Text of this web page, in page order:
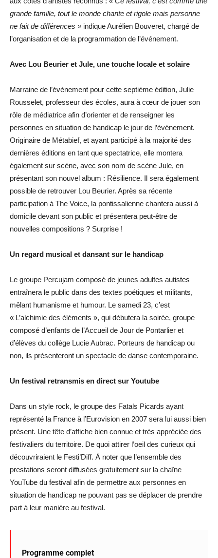
grande famille, tout le monde chante et rigole mais personne
ne fait de différences » indique Aurélien Bouveret, chargé de
l’organisation et de la programmation de l’événement.
Avec Lou Beurier et Jule, une touche locale et solaire
Marraine de l’événement pour cette septième édition, Julie
Rousselet, professeur des écoles, aura à cœur de jouer son
rôle de médiatrice afin d’orienter et de renseigner les
personnes en situation de handicap le jour de l’événement.
Originaire de Métabief, et ayant participé à la majorité des
dernières éditions en tant que spectatrice, elle montera
également sur scène, avec son nom de scène Jule, en
présentant son nouvel album : Résilience. Il sera également
possible de retrouver Lou Beurier. Après sa récente
participation à The Voice, la pontissalienne chantera aussi à
domicile devant son public et présentera peut-être de
nouvelles compositions ? Surprise !
Un regard musical et dansant sur le handicap
Le groupe Percujam composé de jeunes adultes autistes
entraînera le public dans des textes poétiques et militants,
mêlant humanisme et humour. Le samedi 23, c’est
« L’alchimie des éléments », qui débutera la soirée, groupe
composé d’enfants de l’Accueil de Jour de Pontarlier et
d’élèves du collège Lucie Aubrac. Porteurs de handicap ou
non, ils présenteront un spectacle de danse contemporaine.
Un festival retransmis en direct sur Youtube
Dans un style rock, le groupe des Fatals Picards ayant
représenté la France à l’Eurovision en 2007 sera lui aussi bien
présent. Une tête d’affiche bien connue et très appréciée des
festivaliers du territoire. De quoi attirer l’oeil des curieux qui
découvriraient le Festi’Diff. À noter que l’ensemble des
prestations seront diffusées gratuitement sur la chaîne
YouTube du festival afin de permettre aux personnes en
situation de handicap ne pouvant pas se déplacer de prendre
part à leur manière au festival.
Programme complet